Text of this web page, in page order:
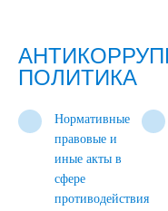
ПОЛИТИКА
Нормативные
правовые и
иные акты в
сфере
противодействия